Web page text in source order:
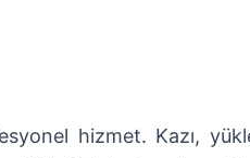
hizmet. Kazı,